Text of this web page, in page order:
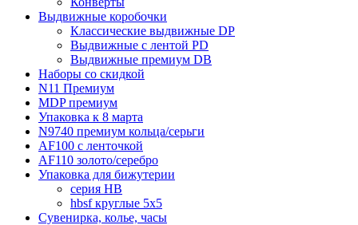
Выдвижные коробочки
Классические выдвижные DP
Выдвижные с лентой PD
Выдвижные премиум DB
Наборы со скидкой
N11 Премиум
MDP премиум
Упаковка к 8 марта
N9740 премиум кольца/серьги
AF100 с ленточкой
AF110 золото/серебро
Упаковка для бижутерии
серия HB
hbsf круглые 5x5
Сувенирка, колье, часы